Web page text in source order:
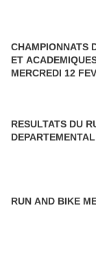
CHAMPIONNATS
ET
MERCREDI 12
RESULTATS DU
DEPARTEMENTAL
RUN AND BIKE